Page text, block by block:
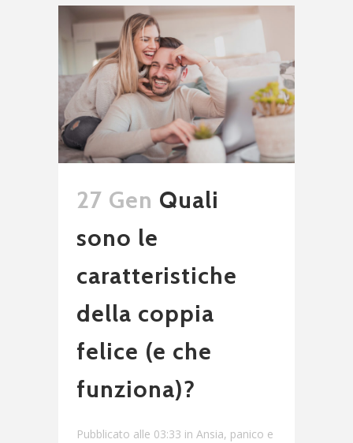
27 Gen Quali
sono le
caratteristiche
della coppia
felice (e che
funziona)?
Pubblicato alle 03:33 in Ansia, panico e